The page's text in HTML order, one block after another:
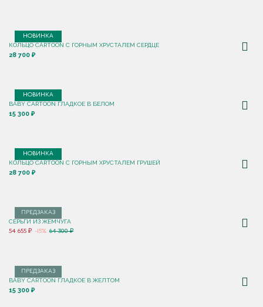
НОВИНКА
КОЛЬЦО CARTOON C ГОРНЫМ ХРУСТАЛЕМ СЕРДЦЕ
28 700 ₽
НОВИНКА
BABY CARTOON ГЛАДКОЕ В БЕЛОМ
15 300 ₽
НОВИНКА
КОЛЬЦО CARTOON C ГОРНЫМ ХРУСТАЛЕМ ГРУШЕЙ
28 700 ₽
ПРЕДЗАКАЗ
СЕРЬГИ ИЗ ЖЕМЧУГА
54 655 ₽ -15% 64 300 ₽
ПРЕДЗАКАЗ
BABY CARTOON ГЛАДКОЕ В ЖЕЛТОМ
15 300 ₽